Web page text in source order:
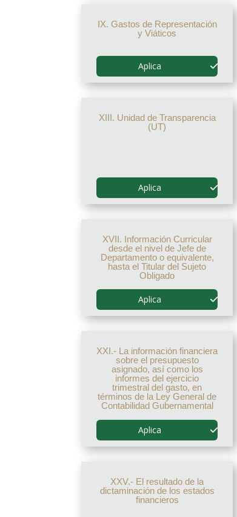
IX. Gastos de Representación
y Viáticos
Aplica
XIII. Unidad de Transparencia
(UT)
Aplica
XVII. Información Curricular
desde el nivel de Jefe de
Departamento o equivalente,
hasta el Titular del Sujeto
Obligado
Aplica
XXI.- La información financiera
sobre el presupuesto
asignado, así como los
informes del ejercicio
trimestral del gasto, en
términos de la Ley General de
Contabilidad Gubernamental
Aplica
XXV.- El resultado de la
dictaminación de los estados
financieros